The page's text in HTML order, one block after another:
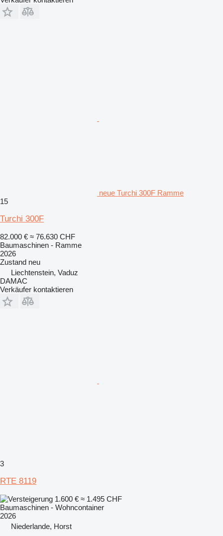
neue Turchi 300F Ramme
15
Turchi 300F
82.000 € ≈ 76.630 CHF
Baumaschinen - Ramme
2026
Zustand neu
Liechtenstein, Vaduz
DAMAC
Verkäufer kontaktieren
3
RTE 8119
1.600 € ≈ 1.495 CHF
Baumaschinen - Wohncontainer
2026
Niederlande, Horst